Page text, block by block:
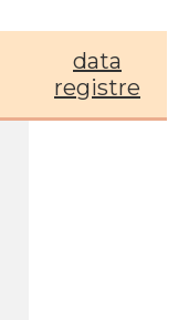
data
registre